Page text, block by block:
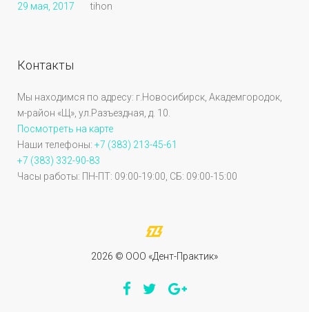
29 мая, 2017 tihon
Контакты
Мы находимся по адресу: г.Новосибирск, Академгородок,
м-район «Щ», ул.Разъездная, д. 10.
Посмотреть на карте
Наши телефоны: +7 (383) 213-45-61
+7 (383) 332-90-83
Часы работы: ПН-ПТ: 09:00-19:00, СБ: 09:00-15:00
2026 © OOO «Дент-Практик»